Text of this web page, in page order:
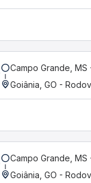
Campo Grande, MS
Goiânia, GO -
Campo Grande, MS
Goiânia, GO -